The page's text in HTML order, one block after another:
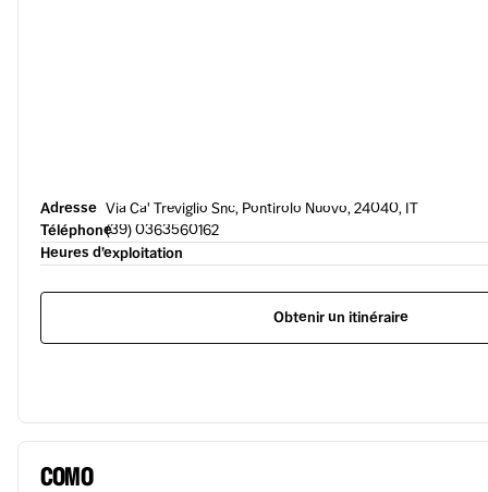
Adresse Via Ca' Treviglio Snc, Pontirolo Nuovo, 24040, IT
Téléphone(39) 0363560162
Heures d’exploitation
Obtenir un itinéraire
COMO